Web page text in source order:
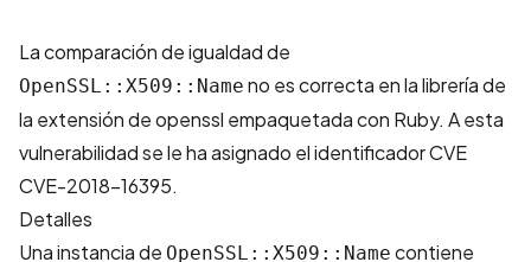
La comparación de igualdad de
OpenSSL::X509::Name no es correcta en la librería de
la extensión de openssl empaquetada con Ruby. A esta
vulnerabilidad se le ha asignado el identificador CVE
CVE-2018-16395.
Detalles
Una instancia de OpenSSL::X509::Name contiene